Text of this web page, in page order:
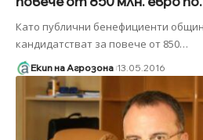
Като публични бенефициенти
кандидатстват за повече от 850…
Екип на Агрозона 13.05.2016